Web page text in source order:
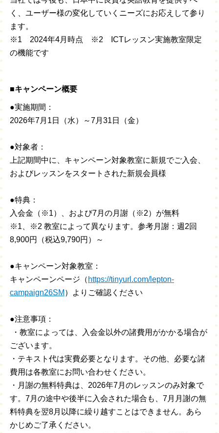
く、ユーザー様の変化していくニーズにお応えして参り
ます。
※1 2024年4月時点 ※2 ICTレッスン実施教室限定
の機能です
■キャンペーン概要
●実施期間：
2026年7月1日（水）～7月31日（金）
●対象者：
上記期間中に、キャンペーン対象教室に新規でご入会、
およびレッスンをスタートされた新規会員様
●特典：
入会金（※1）、および7月の月謝（※2）が無料
※1、※2 教室によって異なります。参考月謝：週2回
8,900円（税込9,790円）～
●キャンペーン対象教室：
キャンペーンページ（ https://tinyurl.com/lepton-
campaign26SM ）よりご確認ください
●注意事項：
・教室によっては、入会金以外の諸費用がかかる場合が
ございます。
・テキスト代は実費必要となります。その他、必要な諸
費用は各教室にお問い合わせください。
・月謝の無料特典は、2026年7月のレッスンのみ対象で
す。7月の途中や後半に入会された場合も、7月月謝の無
料特典を翌8月以降に繰り越すことはできません。あら
かじめご了承ください。